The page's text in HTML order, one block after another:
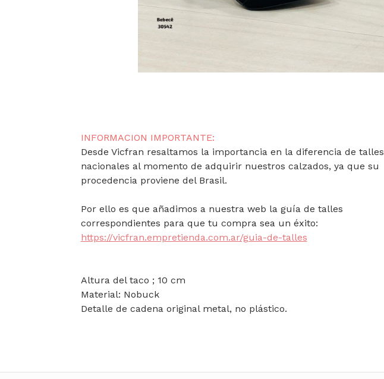
INFORMACION IMPORTANTE:
Desde Vicfran resaltamos la importancia en la diferencia de talles
nacionales al momento de adquirir nuestros calzados, ya que su
procedencia proviene del Brasil.
Por ello es que añadimos a nuestra web la guía de talles
correspondientes para que tu compra sea un éxito:
https://vicfran.empretienda.com.ar/guia-de-talles
Altura del taco ; 10 cm
Material: Nobuck
Detalle de cadena original metal, no plástico.